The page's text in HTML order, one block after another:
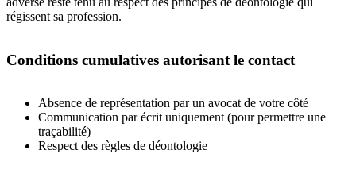
régissent sa profession.
Conditions cumulatives autorisant le contact
Absence de représentation par un avocat de votre côté
Communication par écrit uniquement (pour permettre une
traçabilité)
Respect des règles de déontologie